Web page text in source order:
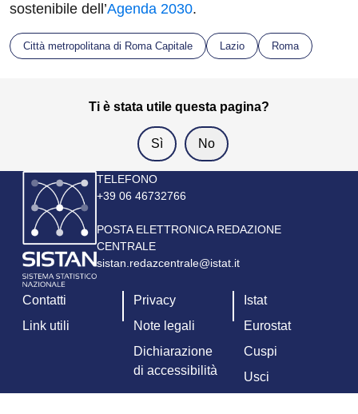
sostenibile dell’Agenda 2030.
Città metropolitana di Roma Capitale Lazio Roma
Ti è stata utile questa pagina?
Immagine
TELEFONO
+39 06 46732766
POSTA ELETTRONICA REDAZIONE
CENTRALE
sistan.redazcentrale@istat.it
Contatti
Link utili
Privacy
Note legali
Dichiarazione
di accessibilità
Istat
Eurostat
Cuspi
Usci